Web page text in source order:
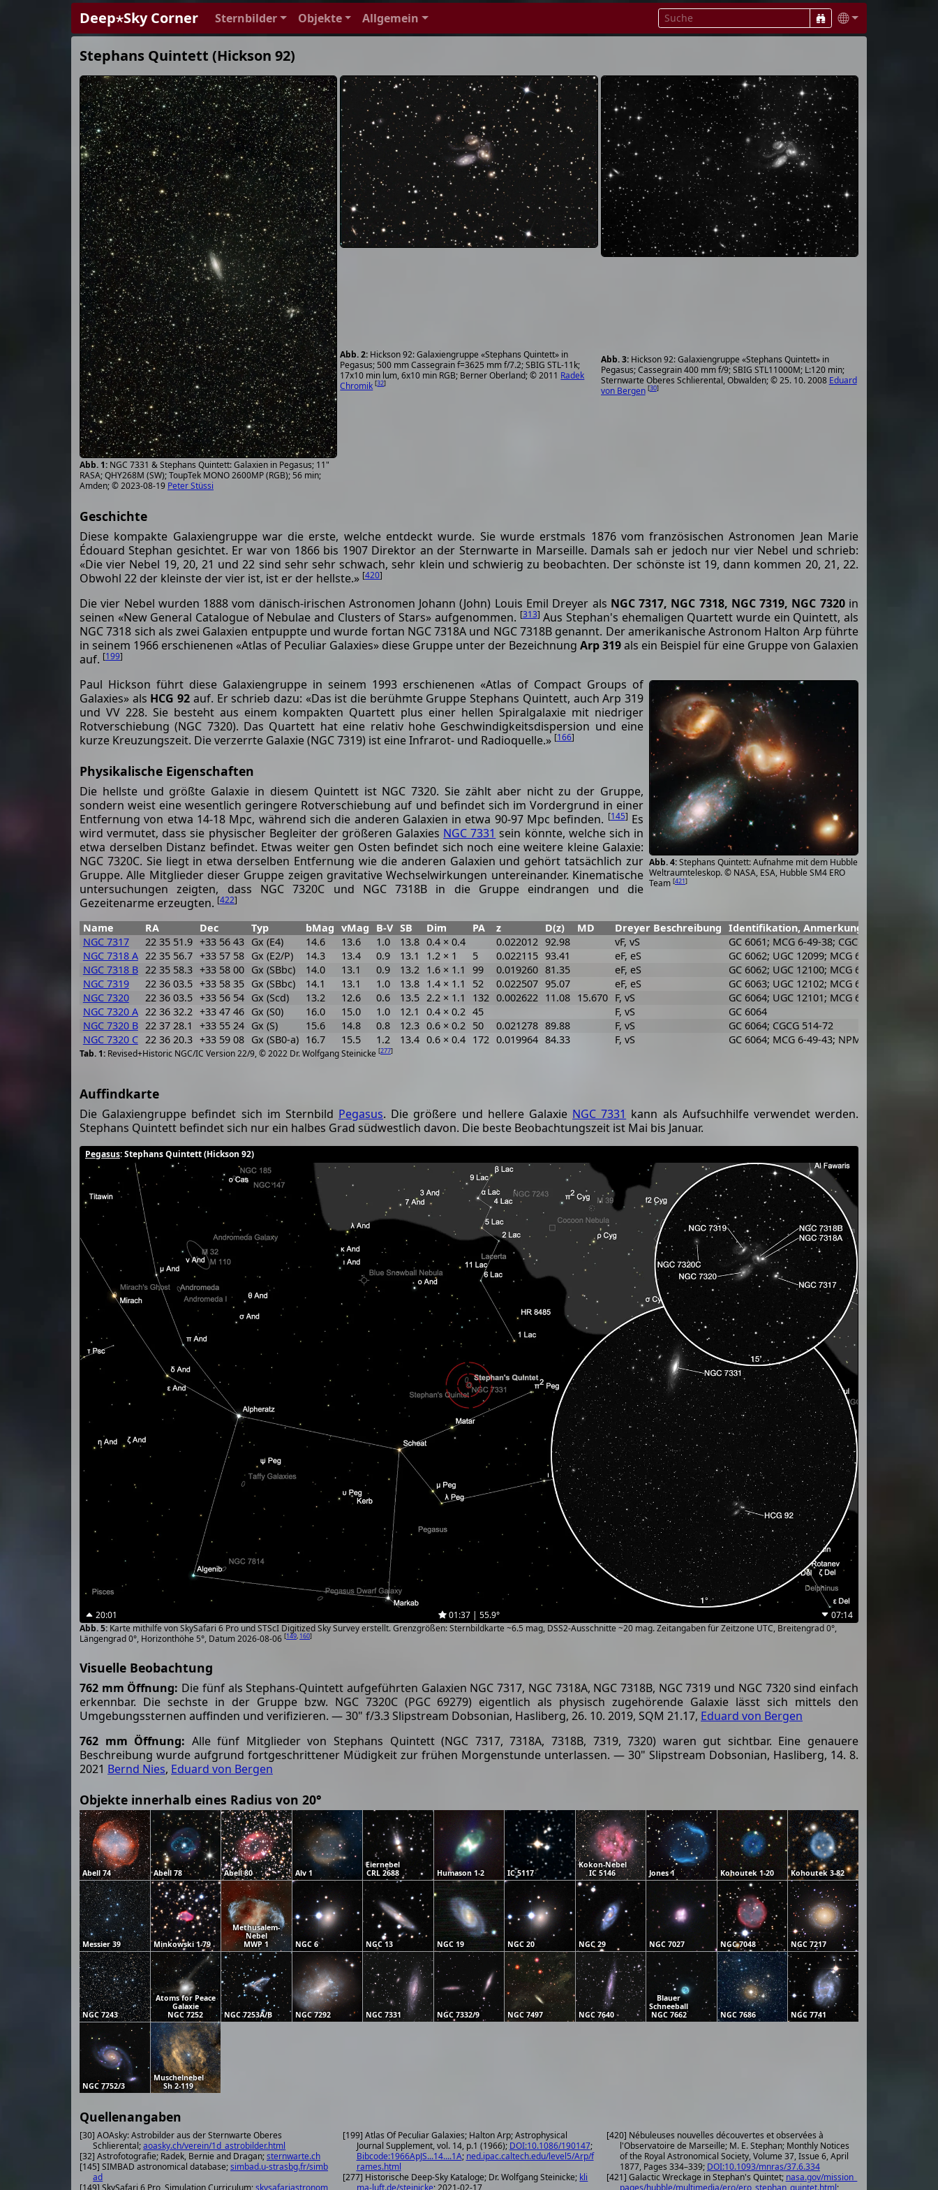
Deep⋆Sky Corner Sternbilder Objekte Allgemein
Stephans Quintett (Hickson 92)
NGC 7331 & Stephans Quintett: Galaxien in Pegasus; 11"
RASA; QHY268M (SW); ToupTek MONO 2600MP (RGB); 56 min;
Amden; © 2023-08-19 Peter Stüssi
Hickson 92: Galaxiengruppe «Stephans Quintett» in
Pegasus; 500 mm Cassegrain f=3625 mm f/7.2; SBIG STL-11k;
17x10 min lum, 6x10 min RGB; Berner Oberland; © 2011 Radek
Chromik [32]
Hickson 92: Galaxiengruppe «Stephans Quintett» in
Pegasus; Cassegrain 400 mm f/9; SBIG STL11000M; L:120 min;
Sternwarte Oberes Schlierental, Obwalden; © 25. 10. 2008 Eduard
von Bergen [30]
Geschichte
Diese kompakte Galaxiengruppe war die erste, welche entdeckt wurde. Sie wurde erstmals 1876 vom französischen Astronomen Jean Marie
Édouard Stephan gesichtet. Er war von 1866 bis 1907 Direktor an der Sternwarte in Marseille. Damals sah er jedoch nur vier Nebel und schrieb:
«Die vier Nebel 19, 20, 21 und 22 sind sehr sehr schwach, sehr klein und schwierig zu beobachten. Der schönste ist 19, dann kommen 20, 21, 22.
Obwohl 22 der kleinste der vier ist, ist er der hellste.» [420]
Die vier Nebel wurden 1888 vom dänisch-irischen Astronomen Johann (John) Louis Emil Dreyer als NGC 7317, NGC 7318, NGC 7319, NGC 7320in
seinen «New General Catalogue of Nebulae and Clusters of Stars» aufgenommen. [313] Aus Stephan's ehemaligen Quartett wurde ein Quintett, als
NGC 7318 sich als zwei Galaxien entpuppte und wurde fortan NGC 7318A und NGC 7318B genannt. Der amerikanische Astronom Halton Arp führte
in seinem 1966 erschienenen «Atlas of Peculiar Galaxies» diese Gruppe unter der Bezeichnung Arp 319als ein Beispiel für eine Gruppe von Galaxien
auf. [199]
Stephans Quintett: Aufnahme mit dem Hubble
Weltraumteleskop. © NASA, ESA, Hubble SM4 ERO
Team [421]
Paul Hickson führt diese Galaxiengruppe in seinem 1993 erschienenen «Atlas of Compact Groups of
Galaxies» als HCG 92 auf. Er schrieb dazu: «Das ist die berühmte Gruppe Stephans Quintett, auch Arp 319
und VV 228. Sie besteht aus einem kompakten Quartett plus einer hellen Spiralgalaxie mit niedriger
Rotverschiebung (NGC 7320). Das Quartett hat eine relativ hohe Geschwindigkeitsdispersion und eine
kurze Kreuzungszeit. Die verzerrte Galaxie (NGC 7319) ist eine Infrarot- und Radioquelle.» [166]
Physikalische Eigenschaften
Die hellste und größte Galaxie in diesem Quintett ist NGC 7320. Sie zählt aber nicht zu der Gruppe,
sondern weist eine wesentlich geringere Rotverschiebung auf und befindet sich im Vordergrund in einer
Entfernung von etwa 14-18 Mpc, während sich die anderen Galaxien in etwa 90-97 Mpc befinden. [145] Es
wird vermutet, dass sie physischer Begleiter der größeren Galaxies NGC 7331 sein könnte, welche sich in
etwa derselben Distanz befindet. Etwas weiter gen Osten befindet sich noch eine weitere kleine Galaxie:
NGC 7320C. Sie liegt in etwa derselben Entfernung wie die anderen Galaxien und gehört tatsächlich zur
Gruppe. Alle Mitglieder dieser Gruppe zeigen gravitative Wechselwirkungen untereinander. Kinematische
untersuchungen zeigten, dass NGC 7320C und NGC 7318B in die Gruppe eindrangen und die
Gezeitenarme erzeugten. [422]
Revised+Historic NGC/IC Version 22/9, © 2022 Dr. Wolfgang Steinicke [277]
Name RA Dec Typ bMag vMag B-V SB Dim PA z D(z) MD Dreyer Beschreibung Identifikation, Anmerkungen
NGC 7317
22 35 51.9 +33 56 43 Gx (E4) 14.6 13.6 1.0 13.8 0.4 × 0.4 0.022012 92.98 vF, vS
GC 6061; MCG 6-49-38; CGCG 514-60; VV
NGC 7318 A 22 35 56.7 +33 57 58 Gx (E2/P) 14.3 13.4 0.9 13.1 1.2 × 1 5 0.022115 93.41 eF, eS
GC 6062; UGC 12099; MCG 6-49-39; CGCG
NGC 7318 B 22 35 58.3 +33 58 00 Gx (SBbc) 14.0 13.1 0.9 13.2 1.6 × 1.1 99 0.019260 81.35 eF, eS
GC 6062; UGC 12100; MCG 6-49-40; CGCG
NGC 7319
22 36 03.5 +33 58 35 Gx (SBbc) 14.1 13.1 1.0 13.8 1.4 × 1.1 52 0.022507 95.07 eF, eS
GC 6063; UGC 12102; MCG 6-49-41; CGCG
NGC 7320
22 36 03.5 +33 56 54 Gx (Scd) 13.2 12.6 0.6 13.5 2.2 × 1.1 132 0.002622 11.08 15.670 F, vS
GC 6064; UGC 12101; MCG 6-49-42; CGCG
NGC 7320 A 22 36 32.2 +33 47 46 Gx (S0) 16.0 15.0 1.0 12.1 0.4 × 0.2 45 F, vS
GC 6064
NGC 7320 B 22 37 28.1 +33 55 24 Gx (S) 15.6 14.8 0.8 12.3 0.6 × 0.2 50 0.021278 89.88 F, vS
GC 6064; CGCG 514-72
NGC 7320 C 22 36 20.3 +33 59 08 Gx (SB0-a) 16.7 15.5 1.2 13.4 0.6 × 0.4 172 0.019964 84.33 F, vS GC 6064; MCG 6-49-43; NPM1G +33.0467;
Auffindkarte
Die Galaxiengruppe befindet sich im Sternbild Pegasus. Die größere und hellere Galaxie NGC 7331 kann als Aufsuchhilfe verwendet werden.
Stephans Quintett befindet sich nur ein halbes Grad südwestlich davon. Die beste Beobachtungszeit ist Mai bis Januar.
Pegasus: Stephans Quintett (Hickson 92)
20:01 01:37 | 55.9°
07:14
Karte mithilfe von SkySafari 6 Pro und STScI Digitized Sky Survey erstellt. Grenzgrößen: Sternbildkarte ~6.5 mag, DSS2-Ausschnitte ~20 mag. Zeitangaben für Zeitzone UTC, Breitengrad 0°,
Längengrad 0°, Horizonthöhe 5°, Datum 2026-08-06 [149, 160]
Visuelle Beobachtung
762 mm Öffnung: Die fünf als Stephans-Quintett aufgeführten Galaxien NGC 7317, NGC 7318A, NGC 7318B, NGC 7319 und NGC 7320 sind einfach
erkennbar. Die sechste in der Gruppe bzw. NGC 7320C (PGC 69279) eigentlich als physisch zugehörende Galaxie lässt sich mittels den
Umgebungssternen auffinden und verifizieren. — 30" f/3.3 Slipstream Dobsonian, Hasliberg, 26. 10. 2019, SQM 21.17, Eduard von Bergen
762 mm Öffnung: Alle fünf Mitglieder von Stephans Quintett (NGC 7317, 7318A, 7318B, 7319, 7320) waren gut sichtbar. Eine genauere
Beschreibung wurde aufgrund fortgeschrittener Müdigkeit zur frühen Morgenstunde unterlassen. — 30" Slipstream Dobsonian, Hasliberg, 14. 8.
2021 Bernd Nies, Eduard von Bergen
Objekte innerhalb eines Radius von 20°
Abell 74 Abell 78 Abell 80 Alv 1
Eiernebel
CRL 2688
Humason 1-2 IC 5117
Kokon-Nebel
IC 5146
Jones 1 Kohoutek 1-20 Kohoutek 3-82
Messier 39 Minkowski 1-79
Methusalem-
Nebel
MWP 1
NGC 6 NGC 13 NGC 19 NGC 20 NGC 29 NGC 7027 NGC 7048 NGC 7217
NGC 7243
Atoms for Peace
Galaxie
NGC 7252
NGC 7253A/B NGC 7292 NGC 7331 NGC 7332/9 NGC 7497 NGC 7640
Blauer
Schneeball
NGC 7662
NGC 7686 NGC 7741
NGC 7752/3
Muschelnebel
Sh 2-119
Quellenangaben
[30] AOAsky: Astrobilder aus der Sternwarte Oberes
Schlierental;aoasky.ch/verein/1d_astrobilder.html
[32] Astrofotografie; Radek, Bernie and Dragan;sternwarte.ch
[145] SIMBAD astronomical database;simbad.u-strasbg.fr/simb
ad
[149] SkySafari 6 Pro, Simulation Curriculum;skysafariastronom
[199] Atlas Of Peculiar Galaxies; Halton Arp; Astrophysical
Journal Supplement, vol. 14, p.1 (1966); DOI:10.1086/190147;
Bibcode:1966ApJS...14....1A; ned.ipac.caltech.edu/level5/Arp/f
rames.html
[277] Historische Deep-Sky Kataloge; Dr. Wolfgang Steinicke; kli
ma-luft.de/steinicke; 2021-02-17
[420] Nébuleuses nouvelles découvertes et observées à
l'Observatoire de Marseille; M. E. Stephan; Monthly Notices
of the Royal Astronomical Society, Volume 37, Issue 6, April
1877, Pages 334–339; DOI:10.1093/mnras/37.6.334
[421] Galactic Wreckage in Stephan's Quintet; nasa.gov/mission_
pages/hubble/multimedia/ero/ero_stephan_quintet.html;